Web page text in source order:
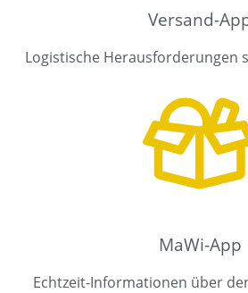
Versand-
Logistische Herausforderungen
MaWi-App
Echtzeit-Informationen über